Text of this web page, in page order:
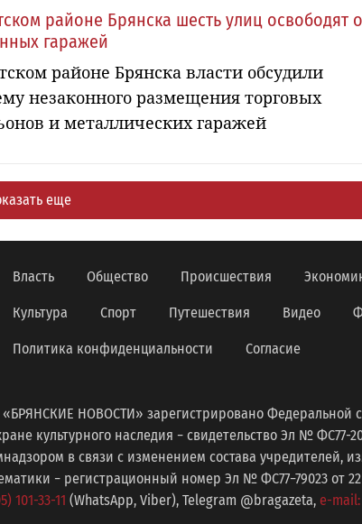
районе Брянска шесть улиц освободят
гаражей
районе Брянска власти обсудили
незаконного размещения торговых
и металлических гаражей
еще
Власть Общество Происшествия
Культура Спорт Путешествия Видео
Политика конфиденциальности Согласие
НОВОСТИ» зарегистрировано Федеральной
культурного наследия − свидетельство Эл № ФС77-
в связи с изменением состава учредителей,
− регистрационный номер Эл № ФС77−79023 от 22
101-33-11 (WhatsApp, Viber), Telegram @bragazeta, e-